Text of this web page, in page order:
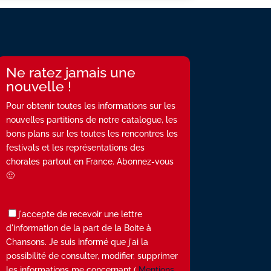
Ne ratez jamais une
nouvelle !
Pour obtenir toutes les informations sur les
nouvelles partitions de notre catalogue, les
bons plans sur les toutes les rencontres les
festivals et les représentations des
chorales partout en France. Abonnez-vous
🙂
j'accepte de recevoir une lettre
d'information de la part de la Boite à
Chansons. Je suis informé que j'ai la
possibilité de consulter, modifier, supprimer